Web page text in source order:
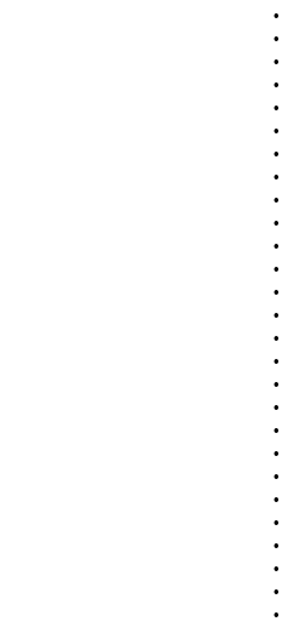
•
•
•
•
•
•
•
•
•
•
•
•
•
•
•
•
•
•
•
•
•
•
•
•
•
•
•